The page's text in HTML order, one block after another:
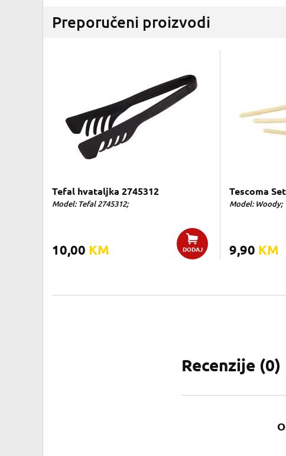
Preporučeni proizvodi
Tefal hvataljka 2745312
Model: Tefal 2745312;
10,00 KM DODAJ
Tescoma
Model: Woody;
9,90 KM
Recenzije (0)